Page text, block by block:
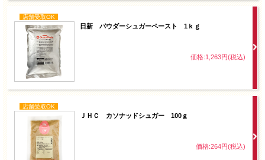
店舗受取OK
日新 パウダーシュガーペースト 1ｋｇ
価格:1,263円(税込)
店舗受取OK
ＪＨＣ カソナッドシュガー 100ｇ
価格:264円(税込)